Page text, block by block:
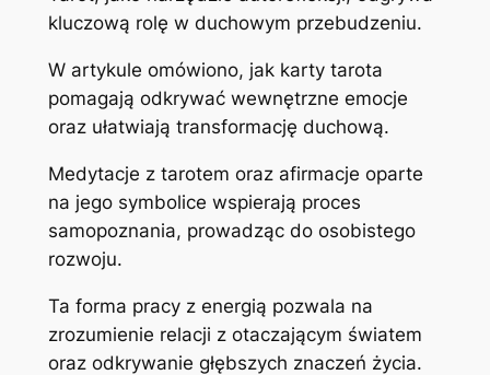
kluczową rolę w duchowym przebudzeniu.
W artykule omówiono, jak karty tarota
pomagają odkrywać wewnętrzne emocje
oraz ułatwiają transformację duchową.
Medytacje z tarotem oraz afirmacje oparte
na jego symbolice wspierają proces
samopoznania, prowadząc do osobistego
rozwoju.
Ta forma pracy z energią pozwala na
zrozumienie relacji z otaczającym światem
oraz odkrywanie głębszych znaczeń życia.